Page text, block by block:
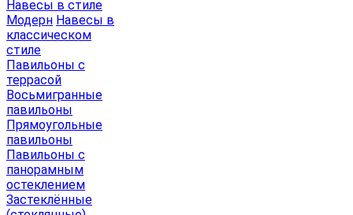
Навесы в стиле
Модерн Навесы в
классическом
стиле
Павильоны с
террасой
Восьмигранные
павильоны
Прямоугольные
павильоны
Павильоны с
панорамным
остеклением
Застеклённые